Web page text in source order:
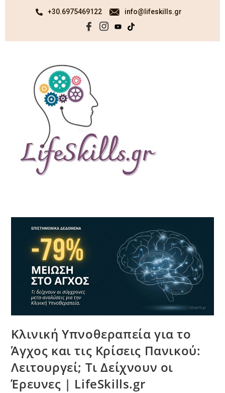
+30.6975469122 info@lifeskills.gr
Κλινική Υπνοθεραπεία για το
Άγχος και τις Κρίσεις Πανικού:
Λειτουργεί; Τι Δείχνουν οι
Έρευνες | LifeSkills.gr